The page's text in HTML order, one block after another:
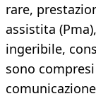
rare,
assistita
ingeribile,
sono